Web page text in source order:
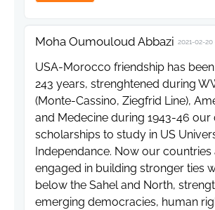
Moha Oumouloud Abbazi 2021-02-20
USA-Morocco friendship has
243 years, strenghtened during
(Monte-Cassino, Ziegfrid Line),
and Medecine during 1943-46 our
scholarships to study in US
Independance. Now our countries
engaged in building stronger ties
below the Sahel and North,
emerging democracies, human